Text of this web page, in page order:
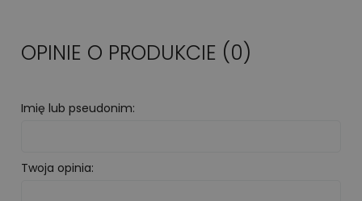
OPINIE O PRODUKCIE (0)
Imię lub pseudonim:
Twoja opinia: